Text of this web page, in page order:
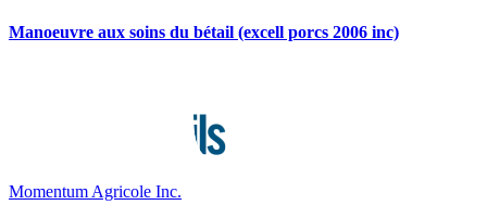
Manoeuvre aux soins du bétail (excell porcs 2006 inc)
Momentum Agricole Inc.